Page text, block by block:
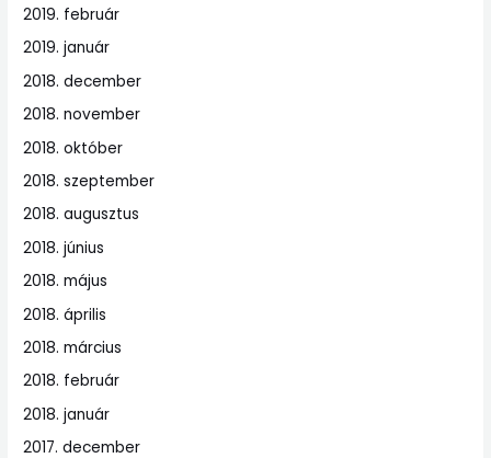
2019. február
2019. január
2018. december
2018. november
2018. október
2018. szeptember
2018. augusztus
2018. június
2018. május
2018. április
2018. március
2018. február
2018. január
2017. december